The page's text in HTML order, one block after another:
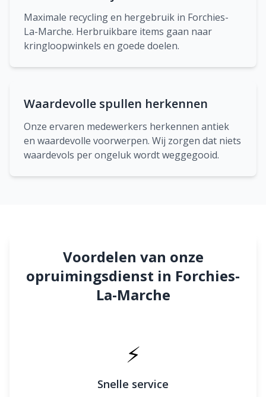
Maximale recycling en hergebruik in Forchies-
La-Marche. Herbruikbare items gaan naar
kringloopwinkels en goede doelen.
Waardevolle spullen herkennen
Onze ervaren medewerkers herkennen antiek
en waardevolle voorwerpen. Wij zorgen dat niets
waardevols per ongeluk wordt weggegooid.
Voordelen van onze
opruimingsdienst in Forchies-
La-Marche
⚡
Snelle service